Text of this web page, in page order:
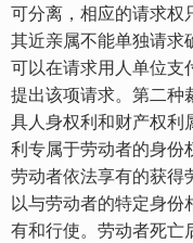
可分离，相应的请求权
其近亲属不能单独请求
可以在请求用人单位支
提出该项请求。第二种
具人身权利和财产权利
利专属于劳动者的身份
劳动者依法享有的获得
以与劳动者的特定身
有和行使。劳动者死亡